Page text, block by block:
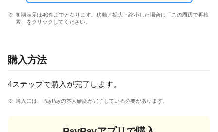
初期表示は40件までとなります。移動／拡大・縮小した場合は「この周辺で再検
索」をクリックしてください。
購入方法
4ステップで購入が完了します。
購入には、PayPayの本人確認が完了している必要があります。